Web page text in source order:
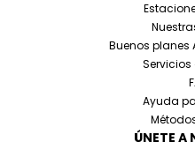
Buenos planes
Ayuda
ÚNETE A